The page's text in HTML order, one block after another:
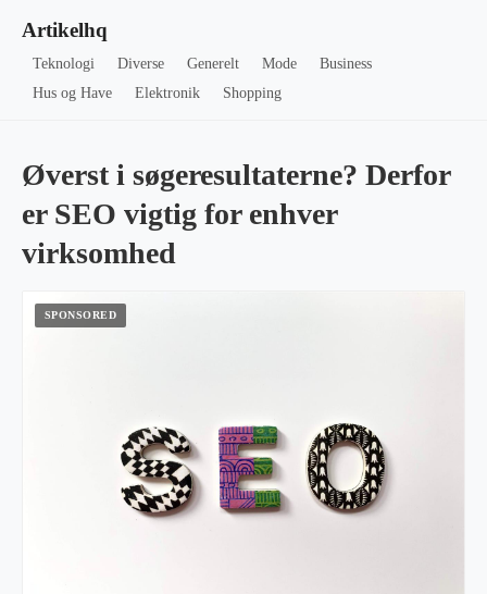
Artikelhq
Teknologi Diverse Generelt Mode
Business
Hus og Have
Elektronik Shopping
Øverst i søgeresultaterne? Derfor
er SEO vigtig for enhver
virksomhed